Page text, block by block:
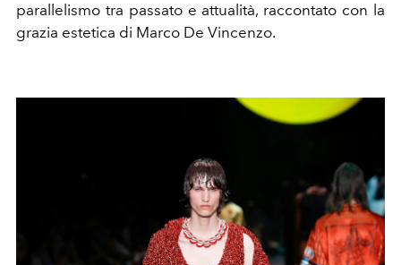
parallelismo tra passato e attualità, raccontato con la
grazia estetica di Marco De Vincenzo.